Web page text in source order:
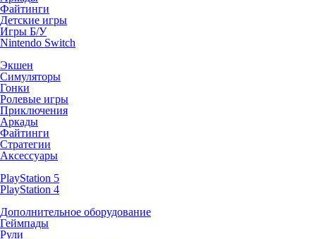
Файтинги
Детские игры
Игры Б/У
Nintendo Switch
Экшен
Симуляторы
Гонки
Ролевые игры
Приключения
Аркады
Файтинги
Стратегии
Аксессуары
PlayStation 5
PlayStation 4
Дополнительное оборудование
Геймпады
Рули